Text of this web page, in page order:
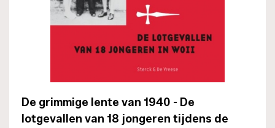
De grimmige lente van 1940 - De
lotgevallen van 18 jongeren tijdens de